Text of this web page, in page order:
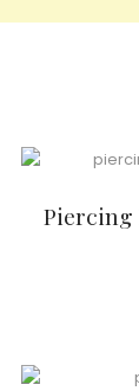
Piercing